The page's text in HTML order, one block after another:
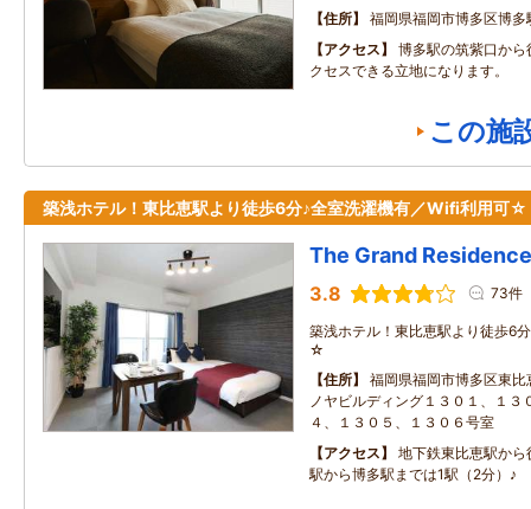
住所
福岡県福岡市博多区博
アクセス
博多駅の筑紫口か
クセスできる立地になります。
この施
築浅ホテル！東比恵駅より徒歩6分♪全室洗濯機有／Wifi利用可☆
The Grand
3.8 73件
築浅ホテル！東比恵駅より徒歩6
☆
住所
福岡県福岡市博多区東
ノヤビルディング１３０１、１３
４、１３０５、１３０６号室
アクセス
地下鉄東比恵駅か
駅から博多駅までは1駅（2分）♪